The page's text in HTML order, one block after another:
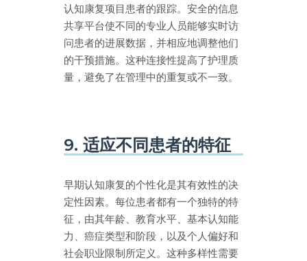
认知康复项目患者的跟踪。安全的信息
共享平台使不同的专业人员能够实时访
问患者的进展数据，并相应地调整他们
的干预措施。这种连接性提高了护理质
量，避免了在管理中的重复或不一致。
9. 适应不同患者的特征
早期认知康复的个性化是其有效性的决
定性因素。每位患者都有一个独特的特
征，由其年龄、教育水平、基本认知能
力、癌症类型和阶段，以及个人偏好和
社会职业限制所定义。这种多样性需要